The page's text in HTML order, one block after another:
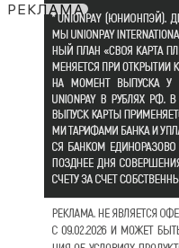
РЕКЛАМА